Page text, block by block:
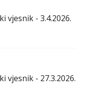
vjesnik - 3.4.2026.
vjesnik - 27.3.2026.